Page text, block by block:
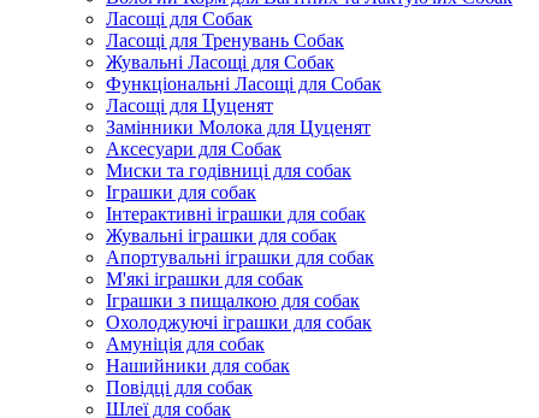
Ласощі для Собак
Ласощі для Тренувань Собак
Жувальні Ласощі для Собак
Функціональні Ласощі для Собак
Ласощі для Цуценят
Замінники Молока для Цуценят
Аксесуари для Собак
Миски та годівниці для собак
Іграшки для собак
Інтерактивні іграшки для собак
Жувальні іграшки для собак
Апортувальні іграшки для собак
М'які іграшки для собак
Іграшки з пищалкою для собак
Охолоджуючі іграшки для собак
Амуніція для собак
Нашийники для собак
Повідці для собак
Шлеї для собак